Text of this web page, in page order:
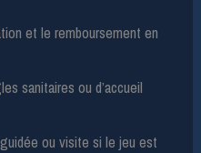
et le remboursement en
sanitaires ou d’accueil
ou visite si le jeu est